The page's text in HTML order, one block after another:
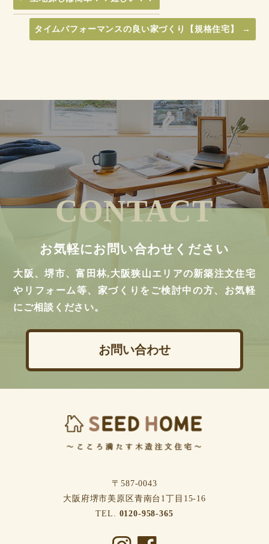
タイムパフォーマンスの良い家づくり【規格住宅】 →
CONTACT
お気軽にお問い合わせください
大阪、堺市、富田林,大阪狭山エリアの新築注文住宅
やリフォーム等、家づくりをご検討中の方、お気軽
にご相談ください。
お問い合わせ
〒587-0043
⼤阪府堺市美原区⻘南台1丁⽬15-16
TEL. 0120-958-365